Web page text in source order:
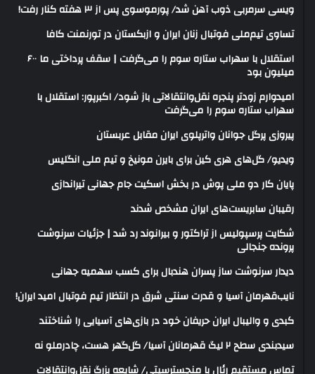
ویسی سرمربی ذوب آهن شد/ پورموسوی پس از ۳ هفته کنار رفت!
تساوی تیم‌ملی فوتبال زنان ایران و ازبکستان در تورنمنت کافا
استقلال با سهراب ستاره سوم را می‌گرفت | سقف پرداختی ما ۶۰۰
میلیون بود
امیدوارم زودتر پنجره نقل‌وانتقالاتی باز شود/ اکبرپور: استقلال با
سهراب ستاره سوم را می‌گرفت
پیروزی پرگل جوانان واترپلوی ایران مقابل عربستان
ویدیو/ گل‌های هری‌ کین برای بایرن مونیخ و تیم ملی انگلیس
پایان کار دو ملی پوش در بخش اسکیت جام جهانی تیراندازی
رقیبان سابریست‌های ایران مشخص شدند
شکایت پرسپولیس از تراکتور و بیرانوند رد شد | جزئیات سرنوشت
پرونده جنجالی
دیدار سرنوشت ساز پسران هندبال برای کسب سهمیه جهانی
نایب‌قهرمان آسیا و قدرت سنتی شرق در انتظار تیم فوتبال امید ایران!
کبدی و والیبال ایران حریفان خود در بازی‌های آسیایی را شناختند
سیدبندی سطح ۲ لیگ قهرمانان آسیا/ گل‌گهر هست، چادرملو نه